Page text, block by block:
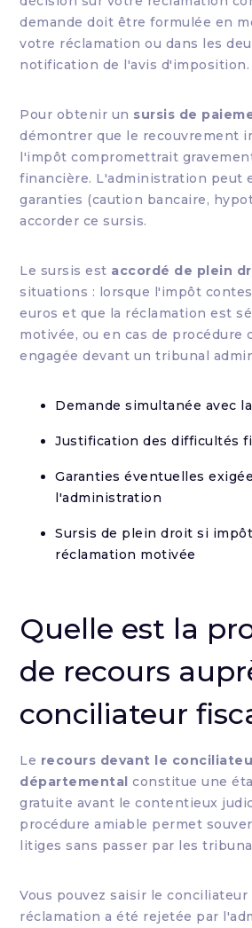
demande doit être formulée en
votre réclamation ou dans les
notification de l'avis d'imposition.
Pour obtenir un sursis de
démontrer que le recouvrement
l'impôt compromettrait
financière. L'administration peut
garanties (caution bancaire,
accorder ce sursis.
Le sursis est accordé de plein
situations : lorsque l'impôt
euros et que la réclamation est
motivée, ou en cas de procédure
engagée devant un tribunal
Demande simultanée avec
Justification des difficultés
Garanties éventuelles
l'administration
Sursis de plein droit si
réclamation motivée
Quelle est la
de recours
conciliateur
Le recours devant le
départemental constitue une
gratuite avant le contentieux
procédure amiable permet
litiges sans passer par les
Vous pouvez saisir le
réclamation a été rejetée par